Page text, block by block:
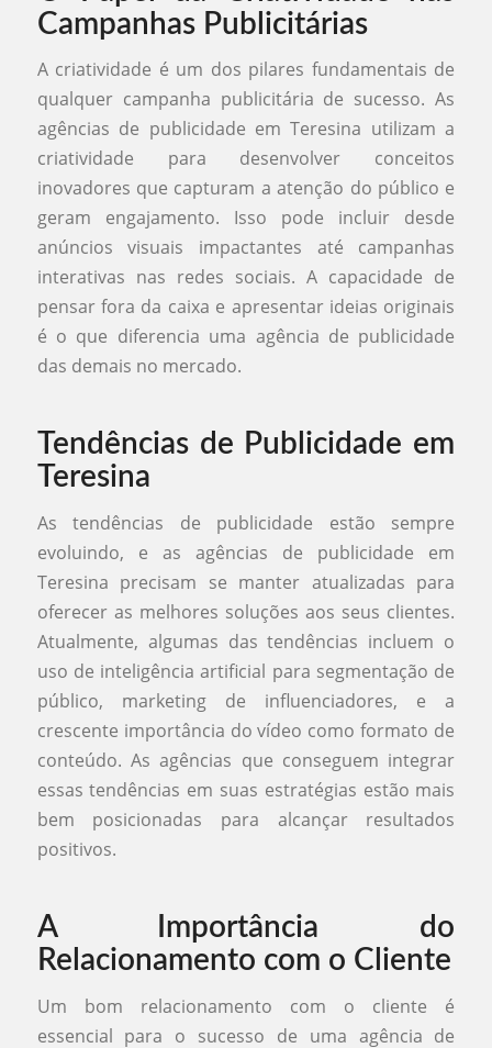
Campanhas Publicitárias
A criatividade é um dos pilares fundamentais de
qualquer campanha publicitária de sucesso. As
agências de publicidade em Teresina utilizam a
criatividade para desenvolver conceitos
inovadores que capturam a atenção do público e
geram engajamento. Isso pode incluir desde
anúncios visuais impactantes até campanhas
interativas nas redes sociais. A capacidade de
pensar fora da caixa e apresentar ideias originais
é o que diferencia uma agência de publicidade
das demais no mercado.
Tendências de Publicidade em
Teresina
As tendências de publicidade estão sempre
evoluindo, e as agências de publicidade em
Teresina precisam se manter atualizadas para
oferecer as melhores soluções aos seus clientes.
Atualmente, algumas das tendências incluem o
uso de inteligência artificial para segmentação de
público, marketing de influenciadores, e a
crescente importância do vídeo como formato de
conteúdo. As agências que conseguem integrar
essas tendências em suas estratégias estão mais
bem posicionadas para alcançar resultados
positivos.
A Importância do
Relacionamento com o Cliente
Um bom relacionamento com o cliente é
essencial para o sucesso de uma agência de